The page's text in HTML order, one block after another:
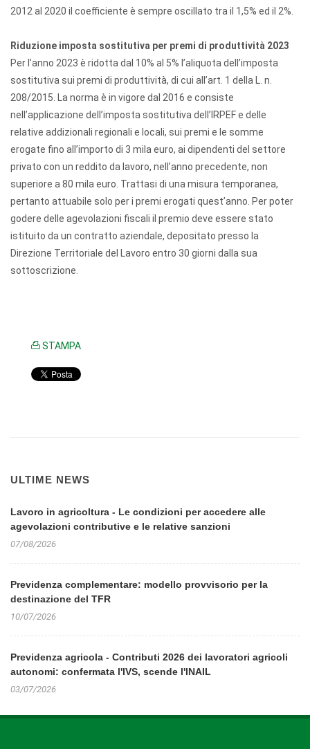
2012 al 2020 il coefficiente è sempre oscillato tra il 1,5% ed il 2%.
Riduzione imposta sostitutiva per premi di produttività 2023
Per l’anno 2023 è ridotta dal 10% al 5% l’aliquota dell’imposta
sostitutiva sui premi di produttività, di cui all’art. 1 della L. n.
208/2015. La norma è in vigore dal 2016 e consiste
nell’applicazione dell’imposta sostitutiva dell’IRPEF e delle
relative addizionali regionali e locali, sui premi e le somme
erogate fino all’importo di 3 mila euro, ai dipendenti del settore
privato con un reddito da lavoro, nell’anno precedente, non
superiore a 80 mila euro. Trattasi di una misura temporanea,
pertanto attuabile solo per i premi erogati quest’anno. Per poter
godere delle agevolazioni fiscali il premio deve essere stato
istituito da un contratto aziendale, depositato presso la
Direzione Territoriale del Lavoro entro 30 giorni dalla sua
sottoscrizione.
STAMPA
ULTIME NEWS
Lavoro in agricoltura - Le condizioni per accedere alle
agevolazioni contributive e le relative sanzioni
07/08/2026
Previdenza complementare: modello provvisorio per la
destinazione del TFR
10/07/2026
Previdenza agricola - Contributi 2026 dei lavoratori agricoli
autonomi: confermata l'IVS, scende l'INAIL
03/07/2026